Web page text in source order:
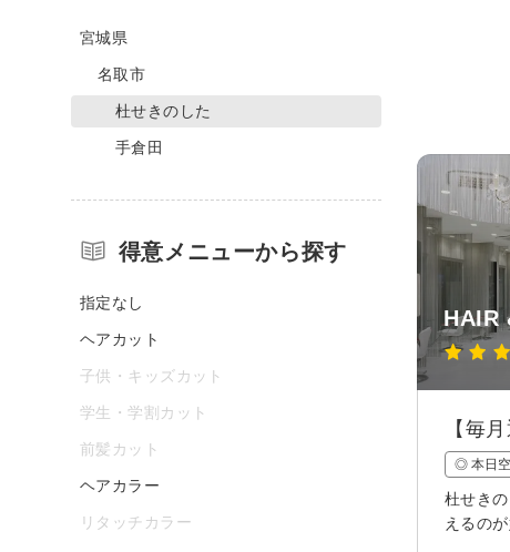
HAIR
【毎
◎ 本日空
杜せき
えるの
宮城県
名取市
杜せきのした
手倉田
得意メニューから探す
指定なし
ヘアカット
子供・キッズカット
学生・学割カット
前髪カット
ヘアカラー
リタッチカラー